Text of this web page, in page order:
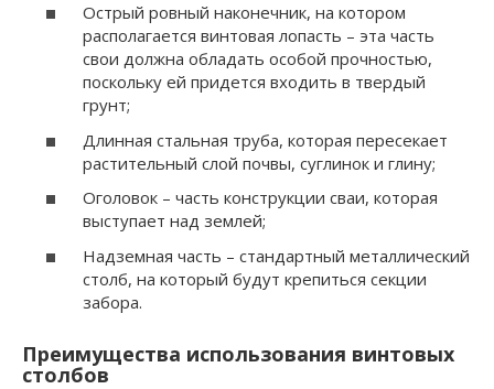
Острый ровный наконечник, на котором
располагается винтовая лопасть – эта часть
свои должна обладать особой прочностью,
поскольку ей придется входить в твердый
грунт;
Длинная стальная труба, которая пересекает
растительный слой почвы, суглинок и глину;
Оголовок – часть конструкции сваи, которая
выступает над землей;
Надземная часть – стандартный металлический
столб, на который будут крепиться секции
забора.
Преимущества использования винтовых
столбов